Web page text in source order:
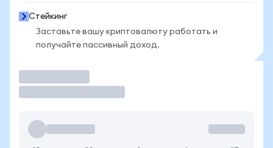
Стейкинг
Заставьте вашу криптовалюту работать и
получайте пассивный доход.